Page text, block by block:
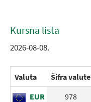
Kursna lista
2026-08-08.
Valuta Šifra valute
EUR
978